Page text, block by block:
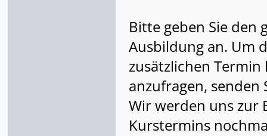
Bitte geben Sie den
Ausbildung an. Um
zusätzlichen
anzufragen, senden
Wir werden uns zur
Kurstermins